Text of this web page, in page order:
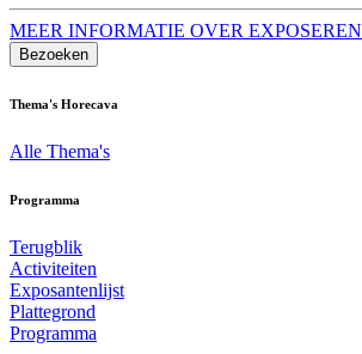
MEER INFORMATIE OVER EXPOSEREN
Bezoeken
Thema's Horecava
Alle Thema's
Programma
Terugblik
Activiteiten
Exposantenlijst
Plattegrond
Programma